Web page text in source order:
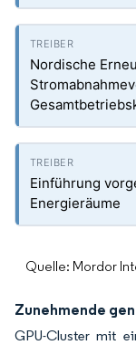
Nordische
Einführung
Energieräume
Quelle: Mordor
Zunehmende
GPU-Cluster mit